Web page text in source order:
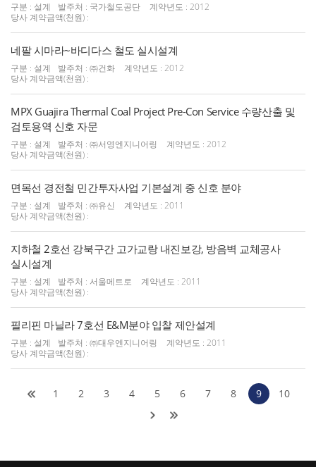
구분 : 설계 발주처 : 국가철도공단
계약년도 : 2012
당사 계약금액(천원) :
네팔 시마라~바디다스 철도 실시설계
구분 : 설계 발주처 : ㈜건화
계약년도 : 2012
당사 계약금액(천원) :
MPX Guajira Thermal Coal Project Pre-Con Service 수량산출 및
검토용역 신호 자문
구분 : 설계 발주처 : ㈜서영엔지니어링
계약년도 : 2012
당사 계약금액(천원) :
면목선 경전철 민간투자사업 기본설계 중 신호 분야
구분 : 설계 발주처 : ㈜유신
계약년도 : 2011
당사 계약금액(천원) :
지하철 2호선 강북구간 고가교랑 내진보강, 방음벽 교체공사
실시설계
구분 : 설계 발주처 : 서울메트로
계약년도 : 2011
당사 계약금액(천원) :
필리핀 마닐라 7호선 E&M분야 입찰 제안설계
구분 : 설계 발주처 : ㈜대우엔지니어링
계약년도 : 2011
당사 계약금액(천원) :
1 2 3 4 5 6 7 8 9 10